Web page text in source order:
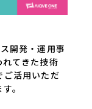
開発・運用事
てきた技術
ご活用いただ
。